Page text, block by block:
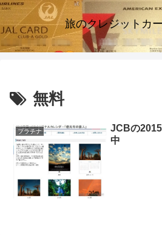
旅のクレジットカ
無料
プラチナ
JCBの
中